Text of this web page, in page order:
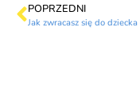
POPRZEDNI